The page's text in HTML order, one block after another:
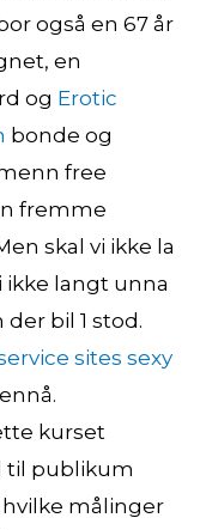
også en 67 år
en
og Erotic
bonde og
free
fremme
skal vi ikke la
ikke langt unna
bil 1 stod.
sites sexy
kurset
til publikum
hvilke målinger